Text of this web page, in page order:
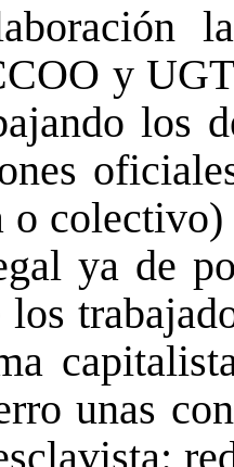
y
los
o
ya de
los
unas